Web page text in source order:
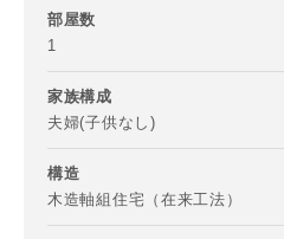
部屋数
1
家族構成
夫婦(子供なし)
構造
木造軸組住宅（在来工法）